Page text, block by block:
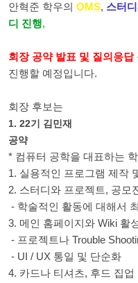
안혁준 학우의 OMS, 스터
디 진행,
회장 공약 발표 및 질의응답
진행할 예정입니다.
회장 후보는
1. 22기 김민재
공약
* 컴퓨터 공학을 대표하는
1. 실용적인 프로그램 제작
2. 스터디와 프로젝트, 공모
- 학술적인 활동에 대해서
3. 메인 홈페이지와 Wiki 활
- 프로젝트나 Trouble
- UI / UX 통일 및 단순화
4. 카드나 티셔츠, 후드 집